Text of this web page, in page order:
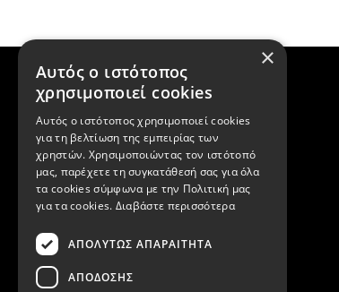
×
Αυτός ο ιστότοπος
χρησιμοποιεί cookies
Αυτός ο ιστότοπος χρησιμοποιεί cookies
για τη βελτίωση της εμπειρίας των
χρηστών. Χρησιμοποιώντας τον ιστότοπό
μας, παρέχετε τη συγκατάθεσή σας για όλα
τα cookies σύμφωνα με την Πολιτική μας
για τα cookies. Διαβάστε περισσότερα
ΑΠΟΛΎΤΩΣ ΑΠΑΡΑΊΤΗΤΑ
ΑΠΌΔΟΣΗΣ